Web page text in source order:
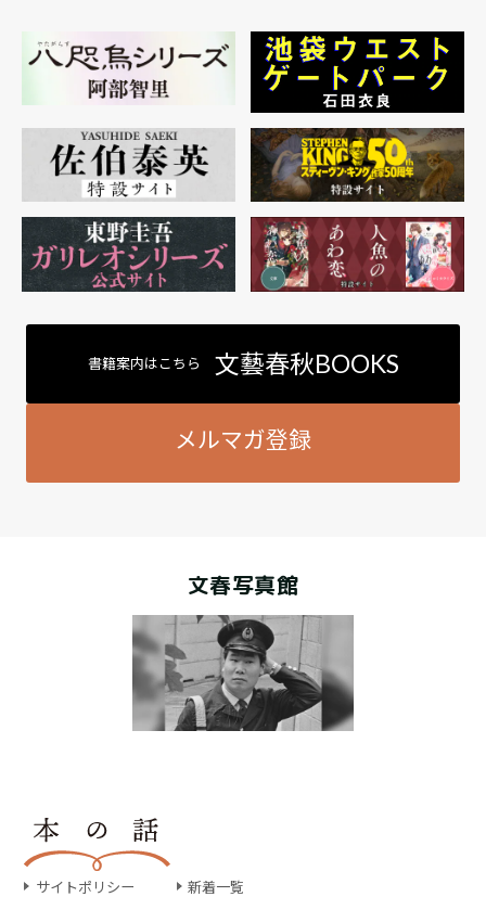
書籍案内はこちら 文藝春秋BOOKS
メルマガ登録
文春写真館
サイトポリシー
新着一覧